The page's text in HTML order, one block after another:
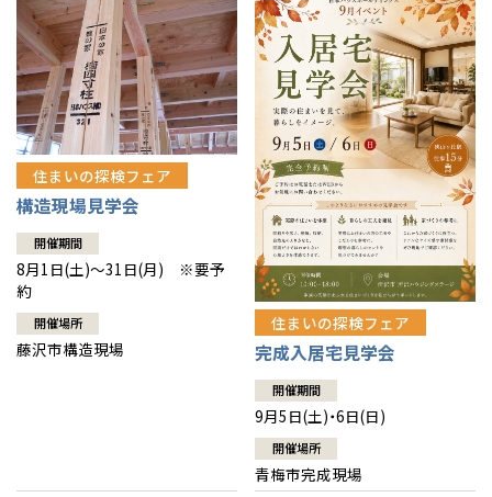
住まいの探検フェア
構造現場見学会
開催期間
8月1日(土)～31日(月) ※要予
約
開催場所
藤沢市構造現場
住まいの探検フェア
完成入居宅見学会
開催期間
9月5日(土)・6日(日)
開催場所
青梅市完成現場